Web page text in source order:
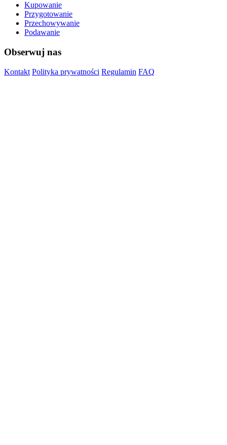
Kupowanie
Przygotowanie
Przechowywanie
Podawanie
Obserwuj nas
Kontakt Polityka prywatności Regulamin FAQ